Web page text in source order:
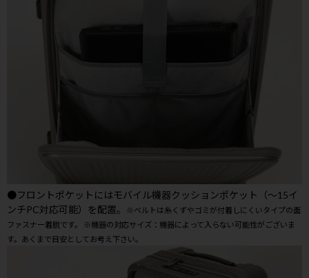
●フロントポケットにはモバイル機器クッションポケット（～15イ
ンチPC対応可能）を配置。
※ベルトは糸くずやゴミが付着しにくいタイプの面
ファスナー着脱です。 ※機器の対応サイズ：機器によって入らない可能性がございま
す。あくまで目安としてお考え下さい。